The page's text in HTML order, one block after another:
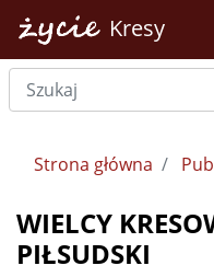
Kresy
Strona główna
WIELCY
PIŁSUDSKI